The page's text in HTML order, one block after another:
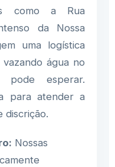
como a Rua
da Nossa
uma logística
água no
pode esperar.
para atender a
discrição.
Nossas